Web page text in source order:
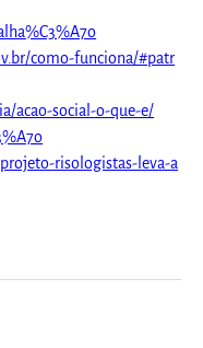
como-funciona/#patr
acao-social-o-que-e/
risologistas-leva-a